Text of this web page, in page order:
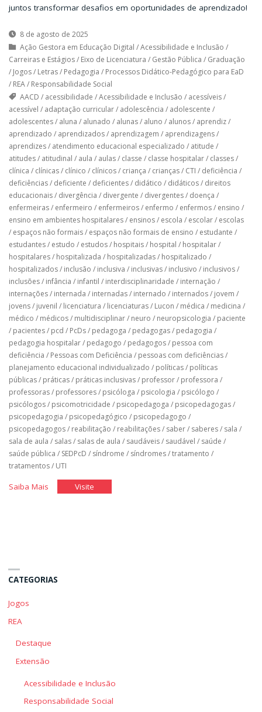
juntos transformar desafios em oportunidades de aprendizado!
8 de agosto de 2025
Ação Gestora em Educação Digital /Acessibilidade e Inclusão /
Carreiras e Estágios/ Eixo de Licenciatura / Gestão Pública / Graduação
/ Jogos/ Letras/ Pedagogia / Processos Didático-Pedagógico para EaD
/ REA/ Responsabilidade Social
AACD / acessibilidade /Acessibilidade e Inclusão / acessíveis/
acessível / adaptação curricular/ adolescência / adolescente /
adolescentes/ aluna / alunado / alunas/ aluno / alunos/ aprendiz/
aprendizado / aprendizados/ aprendizagem / aprendizagens/
aprendizes/ atendimento educacional especializado / atitude /
atitudes/ atitudinal / aula / aulas/ classe / classe hospitalar/ classes/
clínica / clínicas/ clínico / clínicos/ criança / crianças/ CTI / deficiência /
deficiências/ deficiente / deficientes/ didático / didáticos/ direitos
educacionais/ divergência / divergente / divergentes/ doença /
enfermeiras/ enfermeiro / enfermeiros/ enfermo / enfermos/ ensino /
ensino em ambientes hospitalares/ ensinos/ escola / escolar/ escolas
/ espaços não formais/ espaços não formais de ensino / estudante /
estudantes/ estudo / estudos/ hospitais/ hospital / hospitalar/
hospitalares/ hospitalizada / hospitalizadas/ hospitalizado /
hospitalizados/ inclusão / inclusiva / inclusivas/ inclusivo / inclusivos/
inclusões/ infância / infantil / interdisciplinaridade / internação /
internações/ internada / internadas/ internado / internados/ jovem /
jovens/ juvenil / licenciatura / licenciaturas/ Lucon / médica / medicina /
médico / médicos/ multidisciplinar/ neuro / neuropsicologia / paciente
/ pacientes/ pcd / PcDs/ pedagoga / pedagogas/ pedagogia /
pedagogia hospitalar/ pedagogo / pedagogos/ pessoa com
deficiência / Pessoas com Deficiência / pessoas com deficiências/
planejamento educacional individualizado / políticas/ políticas
públicas/ práticas/ práticas inclusivas/ professor/ professora /
professoras/ professores/ psicóloga / psicologia / psicólogo /
psicólogos/ psicomotricidade / psicopedagoga / psicopedagogas/
psicopedagogia / psicopedagógico / psicopedagogo /
psicopedagogos/ reabilitação / reabilitações/ saber/ saberes/ sala /
sala de aula / salas/ salas de aula / saudáveis/ saudável / saúde /
saúde pública / SEDPcD / síndrome / síndromes/tratamento /
tratamentos/ UTI
Saiba Mais"Classe Visite"Classe
CATEGORIAS
Jogos
REA
Destaque
Extensão
Acessibilidade e Inclusão
Responsabilidade Social